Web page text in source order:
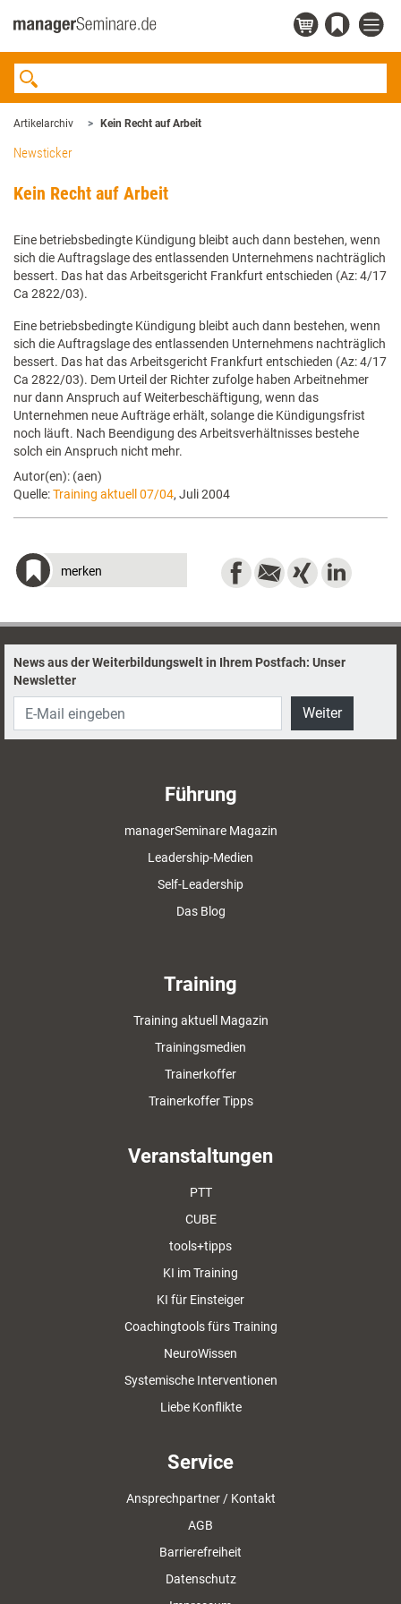
Artikelarchiv Kein Recht auf Arbeit
Newsticker
Kein Recht auf Arbeit
Eine betriebsbedingte Kündigung bleibt auch dann bestehen, wenn
sich die Auftragslage des entlassenden Unternehmens nachträglich
bessert. Das hat das Arbeitsgericht Frankfurt entschieden (Az: 4/17
Ca 2822/03).
Eine betriebsbedingte Kündigung bleibt auch dann bestehen, wenn
sich die Auftragslage des entlassenden Unternehmens nachträglich
bessert. Das hat das Arbeitsgericht Frankfurt entschieden (Az: 4/17
Ca 2822/03). Dem Urteil der Richter zufolge haben Arbeitnehmer
nur dann Anspruch auf Weiterbeschäftigung, wenn das
Unternehmen neue Aufträge erhält, solange die Kündigungsfrist
noch läuft. Nach Beendigung des Arbeitsverhältnisses bestehe
solch ein Anspruch nicht mehr.
Autor(en): (aen)
Quelle:Training aktuell 07/04, Juli 2004
merken
News aus der Weiterbildungswelt in Ihrem Postfach: Unser
Newsletter
Weiter
Führung
managerSeminare Magazin
Leadership-Medien
Self-Leadership
Das Blog
Training
Training aktuell Magazin
Trainingsmedien
Trainerkoffer
Trainerkoffer Tipps
Veranstaltungen
PTT
CUBE
tools+tipps
KI im Training
KI für Einsteiger
Coachingtools fürs Training
NeuroWissen
Systemische Interventionen
Liebe Konflikte
Service
Ansprechpartner / Kontakt
AGB
Barrierefreiheit
Datenschutz